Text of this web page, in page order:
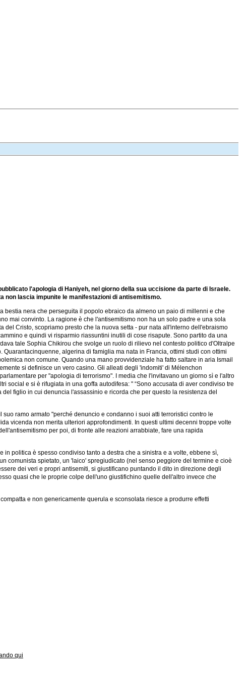
l'apologia di Haniyeh, nel giorno della sua uccisione da parte di Israele.
non lascia impunite le manifestazioni di antisemitismo.
bestia nera che perseguita il popolo ebraico da almeno un paio di millenni e che
mai convinto. La ragione è che l'antisemitismo non ha un solo padre e una sola
Cristo, scopriamo presto che la nuova setta - pur nata all'interno dell'ebraismo
e quindi vi risparmio riassuntini inutili di cose risapute. Sono partito da una
tale Sophia Chikirou che svolge un ruolo di rilievo nel contesto politico d'Oltralpe
algerina di famiglia ma nata in Francia, ottimi studi con ottimi
non comune. Quando una mano provvidenziale ha fatto saltare in aria Ismail
si definisce un vero casino. Gli alleati degli 'indomiti' di Mélenchon
per "apologia di terrorismo". I media che l'invitavano un giorno sì e l'altro
e si è rifugiata in una goffa autodifesa: " “Sono accusata di aver condiviso tre
figlio in cui denuncia l'assassinio e ricorda che per questo la resistenza del
ramo armato "perché denuncio e condanno i suoi atti terroristici contro le
vicenda non merita ulteriori approfondimenti. In questi ultimi decenni troppe volte
per poi, di fronte alle reazioni arrabbiate, fare una rapida
politica è spesso condiviso tanto a destra che a sinistra e a volte, ebbene sì,
comunista spietato, un 'laico' spregiudicato (nel senso peggiore del termine e cioè
dei veri e propri antisemiti, si giustificano puntando il dito in direzione degli
quasi che le proprie colpe dell'uno giustifichino quelle dell'altro invece che
e non genericamente querula e sconsolata riesce a produrre effetti
qui